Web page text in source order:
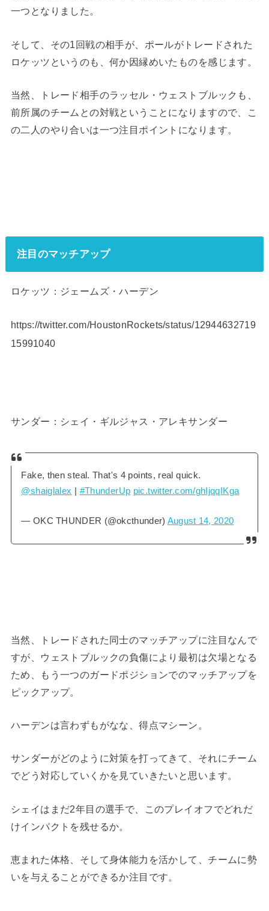
一つとなりました。
そして、その1回戦の相手が、ポールがトレードされた
ロケッツというのも、何か因縁めいたものを感じます。
当然、トレード相手のラッセル・ウェストブルックも、
前所属のチームとの対戦ということになりますので、こ
の二人のやり合いは一つ注目ポイントになります。
注目のマッチアップ
ロケッツ：ジェームズ・ハーデン
https://twitter.com/HoustonRockets/status/12944632719
15991040
サンダー：シェイ・ギルジャス・アレキサンダー
Fake, then steal. That's 4 points, real quick.
@shaiglalex
#ThunderUp pic.twitter.com/ghIjqqIKga
— OKC THUNDER (@okcthunder) August 14, 2020
当然、トレードされた同士のマッチアップに注目なんで
すが、ウェストブルックの負傷により最初は欠場となる
ため、もう一つのガードポジションでのマッチアップを
ピックアップ。
ハーデンは言わずもがなな、得点マシーン。
サンダーがどのように対策を打ってきて、それにチーム
でどう対応していくかを見ていきたいと思います。
シェイはまだ2年目の選手で、このプレイオフでどれだ
けインパクトを残せるか。
恵まれた体格、そして身体能力を活かして、チームに勢
いを与えることができるか注目です。